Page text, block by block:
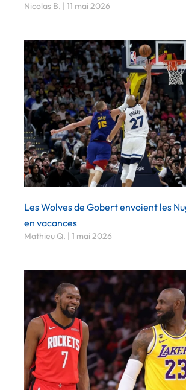
Nicolas B. 11 mai 2026
Les Wolves de Gobert envoient les
en vacances
Mathieu Q. 1 mai 2026